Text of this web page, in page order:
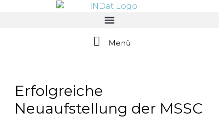
Menü
Erfolgreiche
Neuaufstellung der MSSC